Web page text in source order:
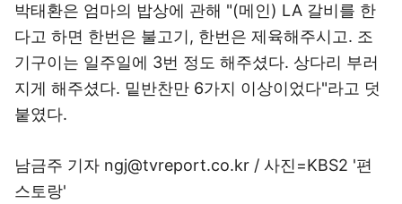
박태환은 엄마의 밥상에 관해 "(메인) LA 갈비를 한
다고 하면 한번은 불고기, 한번은 제육해주시고. 조
기구이는 일주일에 3번 정도 해주셨다. 상다리 부러
지게 해주셨다. 밑반찬만 6가지 이상이었다"라고 덧
붙였다.
남금주 기자 ngj@tvreport.co.kr / 사진=KBS2 '편
스토랑'